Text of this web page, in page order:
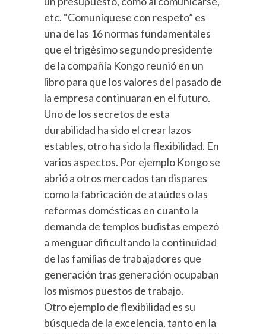
etc. “Comuníquese con respeto” es
una de las 16 normas fundamentales
que el trigésimo segundo presidente
de la compañía Kongo reunió en un
libro para que los valores del pasado de
la empresa continuaran en el futuro.
Uno de los secretos de esta
durabilidad ha sido el crear lazos
estables, otro ha sido la flexibilidad. En
varios aspectos. Por ejemplo Kongo se
abrió a otros mercados tan dispares
como la fabricación de ataúdes o las
reformas domésticas en cuanto la
demanda de templos budistas empezó
a menguar dificultando la continuidad
de las familias de trabajadores que
generación tras generación ocupaban
los mismos puestos de trabajo.
Otro ejemplo de flexibilidad es su
búsqueda de la excelencia, tanto en la